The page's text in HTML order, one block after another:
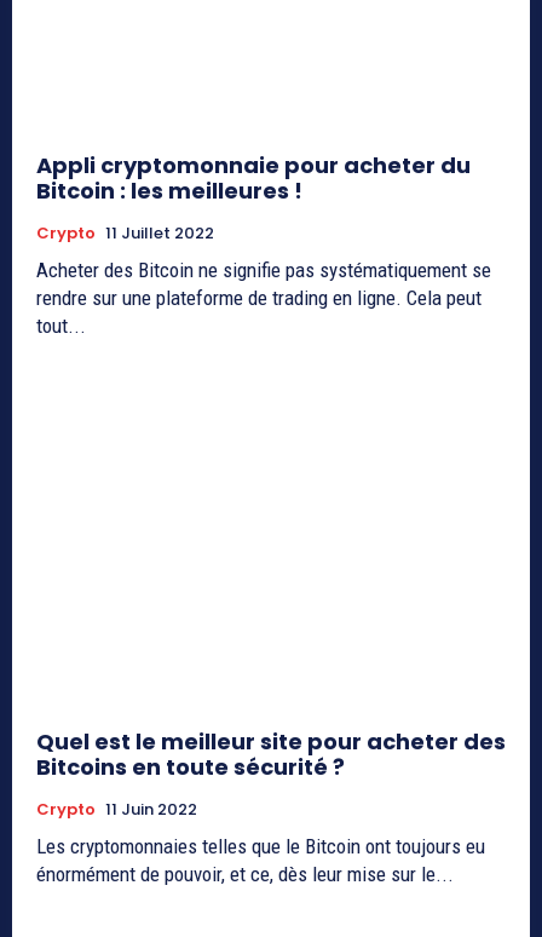
Appli cryptomonnaie pour acheter du
Bitcoin : les meilleures !
Crypto 11 Juillet 2022
Acheter des Bitcoin ne signifie pas systématiquement se
rendre sur une plateforme de trading en ligne. Cela peut
tout...
Quel est le meilleur site pour acheter des
Bitcoins en toute sécurité ?
Crypto 11 Juin 2022
Les cryptomonnaies telles que le Bitcoin ont toujours eu
énormément de pouvoir, et ce, dès leur mise sur le...